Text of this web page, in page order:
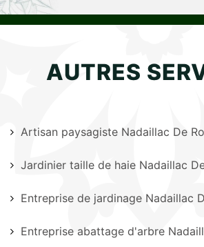
AUTRES
Artisan paysagiste Nadaillac De
Jardinier taille de haie Nadaillac
Entreprise de jardinage Nadaillac
Entreprise abattage d'arbre